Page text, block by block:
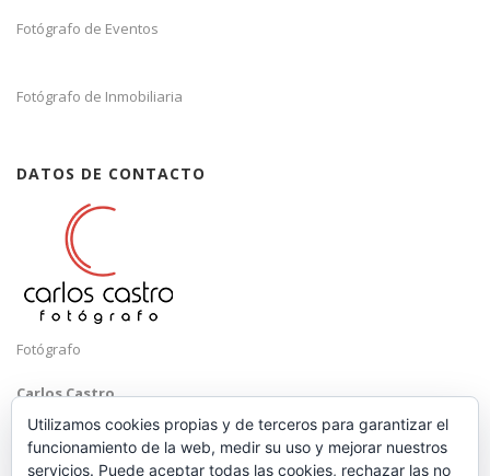
Fotógrafo de Eventos
Fotógrafo de Inmobiliaria
DATOS DE CONTACTO
Fotógrafo
Carlos Castro
Málaga
Mobile: +34 652 83 71 98
Utilizamos cookies propias y de terceros para garantizar el
funcionamiento de la web, medir su uso y mejorar nuestros
servicios. Puede aceptar todas las cookies, rechazar las no